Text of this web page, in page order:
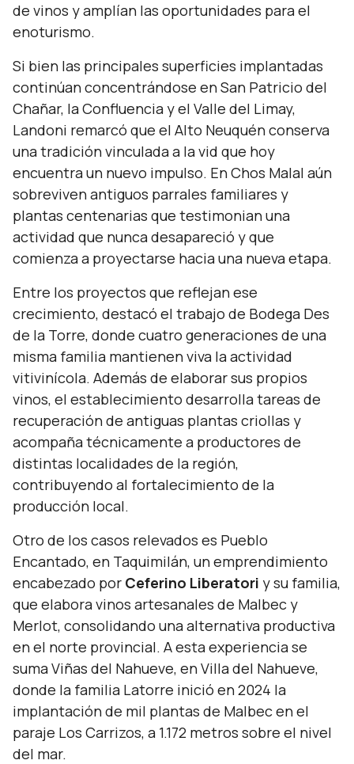
de vinos y amplían las oportunidades para el
enoturismo.
Si bien las principales superficies implantadas
continúan concentrándose en San Patricio del
Chañar, la Confluencia y el Valle del Limay,
Landoni remarcó que el Alto Neuquén conserva
una tradición vinculada a la vid que hoy
encuentra un nuevo impulso. En Chos Malal aún
sobreviven antiguos parrales familiares y
plantas centenarias que testimonian una
actividad que nunca desapareció y que
comienza a proyectarse hacia una nueva etapa.
Entre los proyectos que reflejan ese
crecimiento, destacó el trabajo de Bodega Des
de la Torre, donde cuatro generaciones de una
misma familia mantienen viva la actividad
vitivinícola. Además de elaborar sus propios
vinos, el establecimiento desarrolla tareas de
recuperación de antiguas plantas criollas y
acompaña técnicamente a productores de
distintas localidades de la región,
contribuyendo al fortalecimiento de la
producción local.
Otro de los casos relevados es Pueblo
Encantado, en Taquimilán, un emprendimiento
encabezado por Ceferino Liberatori y su familia,
que elabora vinos artesanales de Malbec y
Merlot, consolidando una alternativa productiva
en el norte provincial. A esta experiencia se
suma Viñas del Nahueve, en Villa del Nahueve,
donde la familia Latorre inició en 2024 la
implantación de mil plantas de Malbec en el
paraje Los Carrizos, a 1.172 metros sobre el nivel
del mar.